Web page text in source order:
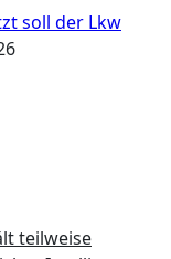
soll der Lkw
teilweise